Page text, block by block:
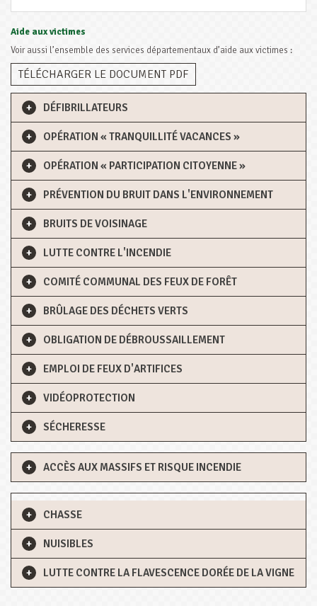
Aide aux victimes
Voir aussi l’ensemble des services départementaux d’aide aux victimes :
TÉLÉCHARGER LE DOCUMENT PDF
DÉFIBRILLATEURS
OPÉRATION « TRANQUILLITÉ VACANCES »
OPÉRATION « PARTICIPATION CITOYENNE »
PRÉVENTION DU BRUIT DANS L'ENVIRONNEMENT
BRUITS DE VOISINAGE
LUTTE CONTRE L'INCENDIE
COMITÉ COMMUNAL DES FEUX DE FORÊT
BRÛLAGE DES DÉCHETS VERTS
OBLIGATION DE DÉBROUSSAILLEMENT
EMPLOI DE FEUX D'ARTIFICES
VIDÉOPROTECTION
SÉCHERESSE
ACCÈS AUX MASSIFS ET RISQUE INCENDIE
CHASSE
NUISIBLES
LUTTE CONTRE LA FLAVESCENCE DORÉE DE LA VIGNE